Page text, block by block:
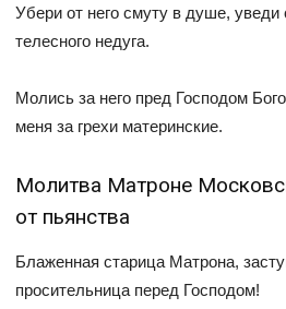
Убери от него смуту в душе, уведи
телесного недуга.
Молись за него пред Господом
меня за грехи материнские.
Молитва Матроне
от пьянства
Блаженная старица Матрона,
просительница перед Господом!